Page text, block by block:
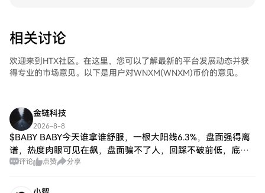
相关讨论
欢迎来到HTX社区。在这里，您可以了解最新的平台发展动态并获
得专业的市场意见。以下是用户对WNXM(WNXM)币价的意见。
金链科技
2026-8-8
$BABY BABY今天谁拿谁舒服，一根大阳线6.3%，盘面强得离
谱，热度肉眼可见在飙，盘面骗不了人，回踩不破前低，底部
结构扎实。现在不上，涨了又问我怎么办。
评论 点赞 分享